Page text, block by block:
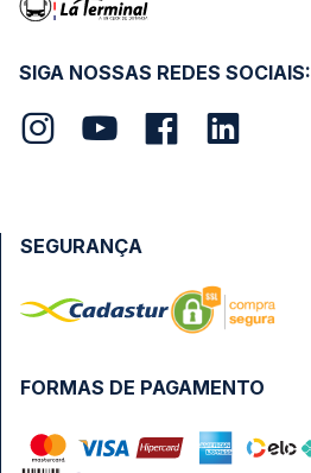
SIGA NOSSAS REDES SOCIAIS:
FORMAS DE PAGAMENTO
SEGURANÇA